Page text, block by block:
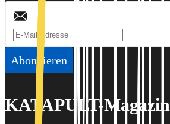
Abonnieren
KATAPULT-Magazin